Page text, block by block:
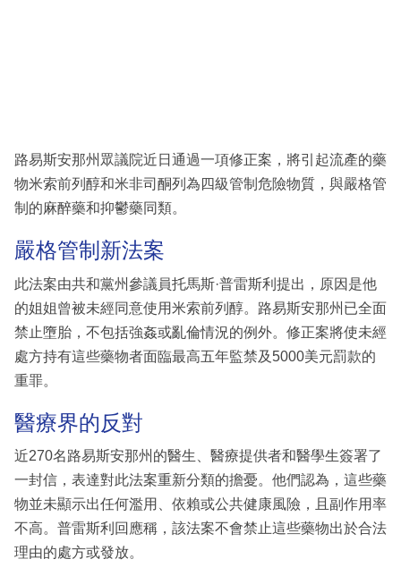
區
路易斯安那州眾議院近日通過一項修正案，將引起流產的藥
物米索前列醇和米非司酮列為四級管制危險物質，與嚴格管
制的麻醉藥和抑鬱藥同類。
嚴格管制新法案
此法案由共和黨州參議員托馬斯·普雷斯利提出，原因是他
的姐姐曾被未經同意使用米索前列醇。路易斯安那州已全面
禁止墮胎，不包括強姦或亂倫情況的例外。修正案將使未經
處方持有這些藥物者面臨最高五年監禁及5000美元罰款的
重罪。
醫療界的反對
近270名路易斯安那州的醫生、醫療提供者和醫學生簽署了
一封信，表達對此法案重新分類的擔憂。他們認為，這些藥
物並未顯示出任何濫用、依賴或公共健康風險，且副作用率
不高。普雷斯利回應稱，該法案不會禁止這些藥物出於合法
理由的處方或發放。